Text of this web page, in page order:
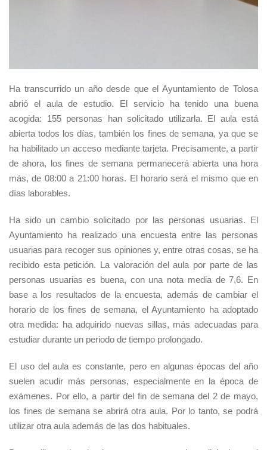
Ha transcurrido un año desde que el Ayuntamiento de Tolosa
abrió el aula de estudio. El servicio ha tenido una buena
acogida: 155 personas han solicitado utilizarla. El aula está
abierta todos los días, también los fines de semana, ya que se
ha habilitado un acceso mediante tarjeta. Precisamente, a partir
de ahora, los fines de semana permanecerá abierta una hora
más, de 08:00 a 21:00 horas. El horario será el mismo que en
días laborables.
Ha sido un cambio solicitado por las personas usuarias. El
Ayuntamiento ha realizado una encuesta entre las personas
usuarias para recoger sus opiniones y, entre otras cosas, se ha
recibido esta petición. La valoración del aula por parte de las
personas usuarias es buena, con una nota media de 7,6. En
base a los resultados de la encuesta, además de cambiar el
horario de los fines de semana, el Ayuntamiento ha adoptado
otra medida: ha adquirido nuevas sillas, más adecuadas para
estudiar durante un periodo de tiempo prolongado.
El uso del aula es constante, pero en algunas épocas del año
suelen acudir más personas, especialmente en la época de
exámenes. Por ello, a partir del fin de semana del 2 de mayo,
los fines de semana se abrirá otra aula. Por lo tanto, se podrá
utilizar otra aula además de las dos habituales.